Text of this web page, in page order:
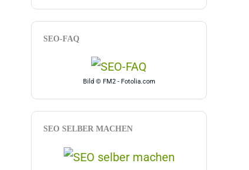
SEO-FAQ
Bild © FM2 - Fotolia.com
SEO SELBER MACHEN